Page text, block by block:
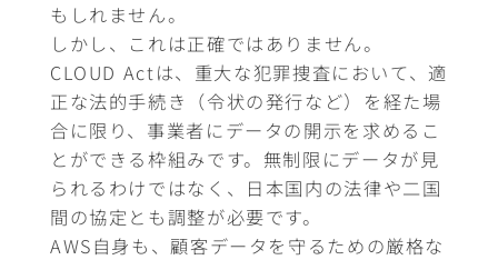
もしれません。
しかし、これは正確ではありません。
CLOUD Actは、重大な犯罪捜査において、適
正な法的手続き（令状の発行など）を経た場
合に限り、事業者にデータの開示を求めるこ
とができる枠組みです。無制限にデータが見
られるわけではなく、日本国内の法律や二国
間の協定とも調整が必要です。
AWS自身も、顧客データを守るための厳格な